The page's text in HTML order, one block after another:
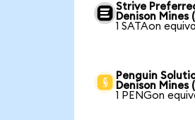
Strive
Denison Mines
1 SATAon
Penguin
Denison Mines
1 PENGon